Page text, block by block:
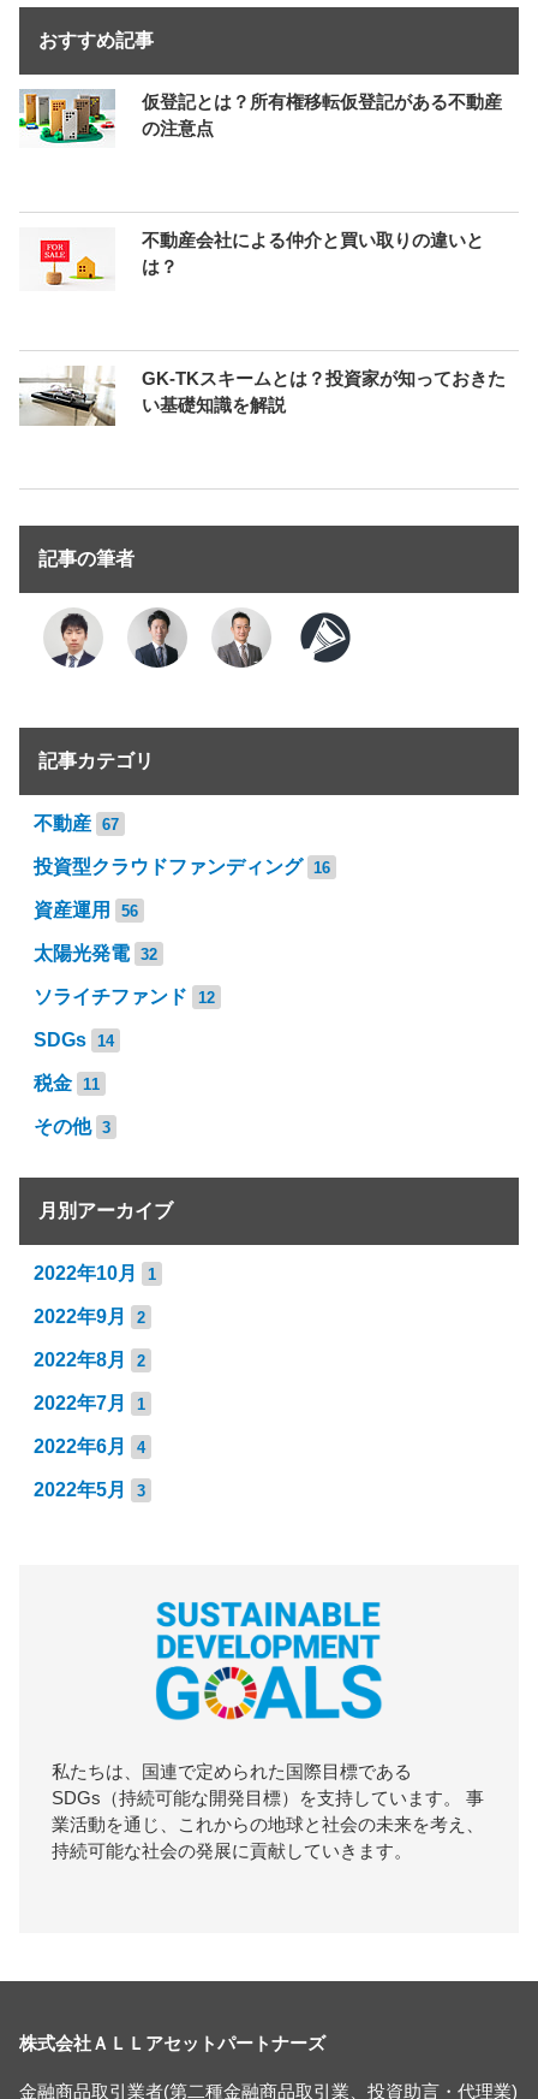
おすすめ記事
仮登記とは？所有権移転仮登記がある不動産
の注意点
不動産会社による仲介と買い取りの違いと
は？
GK-TKスキームとは？投資家が知っておきた
い基礎知識を解説
記事の筆者
記事カテゴリ
不動産 67
投資型クラウドファンディング 16
資産運用 56
太陽光発電 32
ソライチファンド 12
SDGs 14
税金 11
その他 3
月別アーカイブ
2022年10月 1
2022年9月 2
2022年8月 2
2022年7月 1
2022年6月 4
2022年5月 3
私たちは、国連で定められた国際目標である
SDGs（持続可能な開発目標）を支持しています。 事
業活動を通じ、これからの地球と社会の未来を考え、
持続可能な社会の発展に貢献していきます。
株式会社ＡＬＬアセットパートナーズ
金融商品取引業者(第二種金融商品取引業、投資助言・代理業)